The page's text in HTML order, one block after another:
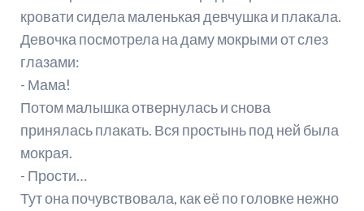
кровати сидела маленькая девчушка и плакала.
Девочка посмотрела на даму мокрыми от слез
глазами:
- Мама!
Потом малышка отвернулась и снова
принялась плакать. Вся простынь под ней была
мокрая.
- Прости…
Тут она почувствовала, как её по головке нежно